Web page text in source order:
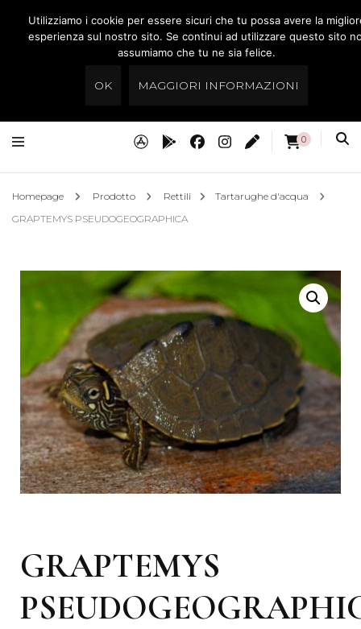
Preistoria Roma
0
Homepage Prodotto Rettili
Tartarughe d'acqua
GRAPTEMYS PSEUDOGEOGRAPHICA
GRAPTEMYS
Utilizziamo i cookie per essere sicuri che tu possa avere la
esperienza sul nostro sito. Se continui ad utilizzare questo sito
assumiamo che tu ne sia felice.
OK MAGGIORI INFORMAZIONI